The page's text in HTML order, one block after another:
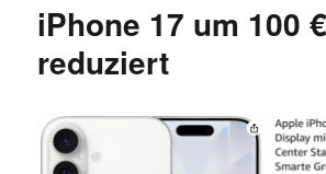
iPhone 17 um 100 €
reduziert